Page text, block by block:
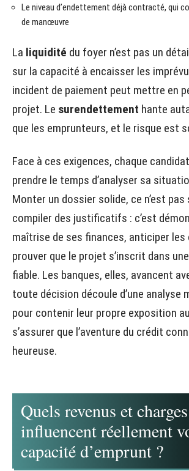
Le niveau d’endettement déjà contracté, qui
de manœuvre
La liquidité du foyer n’est pas un
sur la capacité à encaisser les
incident de paiement peut mettre en
projet. Le surendettement hante
que les emprunteurs, et le risque est
Face à ces exigences, chaque
prendre le temps d’analyser sa
Monter un dossier solide, ce n’est pas
compiler des justificatifs : c’est
maîtrise de ses finances, anticiper
prouver que le projet s’inscrit dans
fiable. Les banques, elles, avancent
toute décision découle d’une analyse
pour contenir leur propre exposition
s’assurer que l’aventure du crédit
heureuse.
Quels revenus et charges
influencent réellement
capacité d’emprunt ?